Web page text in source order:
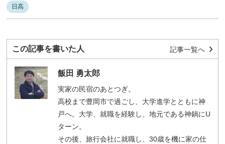
日高
この記事を書いた人
飯田 勇太郎
実家の民宿のあとつぎ。
高校まで豊岡市で過ごし、大学進学とともに神
戸へ。大学、就職を経験し、地元である神鍋にU
ターン。
その後、旅行会社に就職し、30歳を機に家の仕
記事一覧へ